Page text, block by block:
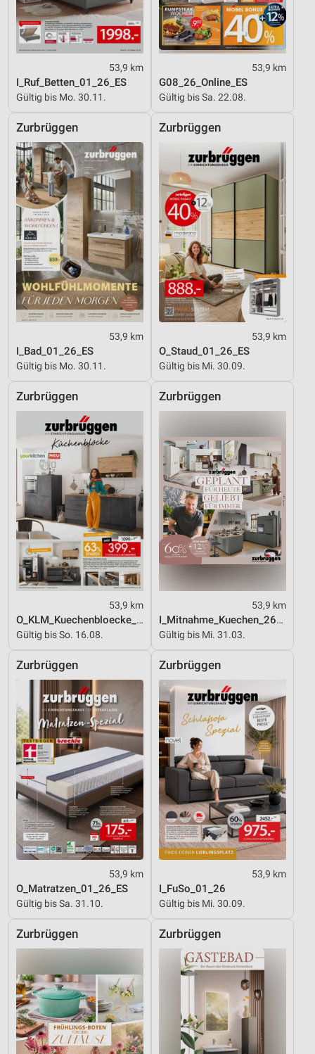
53,9 km
I_Ruf_Betten_01_26_ES
Gültig bis Mo. 30.11.
53,9 km
G08_26_Online_ES
Gültig bis Sa. 22.08.
Zurbrüggen
53,9 km
I_Bad_01_26_ES
Gültig bis Mo. 30.11.
Zurbrüggen
53,9 km
O_Staud_01_26_ES
Gültig bis Mi. 30.09.
Zurbrüggen
53,9 km
O_KLM_Kuechenbloecke_01_26_ES
Gültig bis So. 16.08.
Zurbrüggen
53,9 km
I_Mitnahme_Kuechen_26_ES
Gültig bis Mi. 31.03.
Zurbrüggen
53,9 km
O_Matratzen_01_26_ES
Gültig bis Sa. 31.10.
Zurbrüggen
53,9 km
I_FuSo_01_26
Gültig bis Mi. 30.09.
Zurbrüggen Zurbrüggen